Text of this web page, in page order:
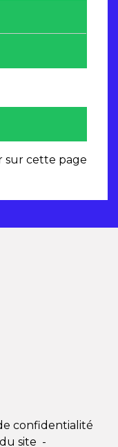
sur cette page
confidentialité
site -